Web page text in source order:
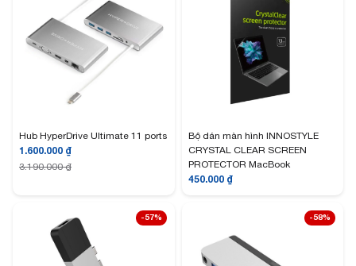
Hub HyperDrive Ultimate 11 ports
1.600.000 ₫
3.190.000₫
Bộ dán màn hình INNOSTYLE
CRYSTAL CLEAR SCREEN
PROTECTOR MacBook
450.000 ₫
-57% -58%